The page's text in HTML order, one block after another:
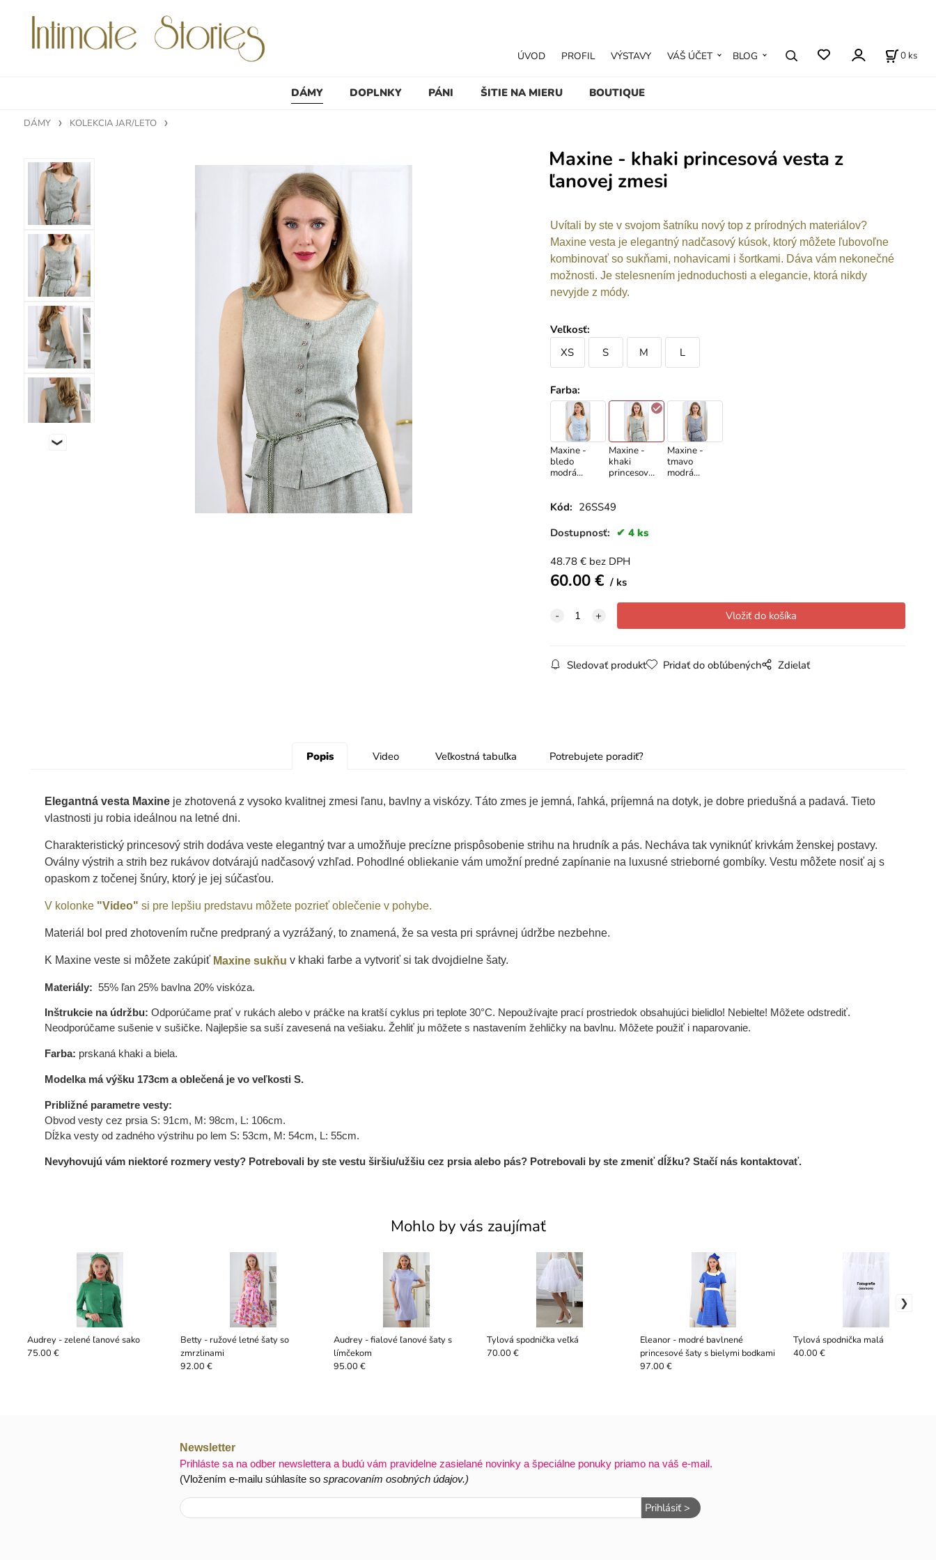
DÁMY DOPLNKY PÁNI ŠITIE NA MIERU BOUTIQUE
ÚVOD PROFIL VÝSTAVY VÁŠ ÚČET BLOG 0 ks
DÁMY KOLEKCIA JAR/LETO
Maxine - khaki princesová vesta z
ľanovej zmesi
Uvítali by ste v svojom šatníku nový top z prírodných materiálov?
Maxine vesta je elegantný nadčasový kúsok, ktorý môžete ľubovoľne
kombinovať so sukňami, nohavicami i šortkami. Dáva vám nekonečné
možnosti. Je stelesnením jednoduchosti a elegancie, ktorá nikdy
nevyjde z módy.
Veľkosť:
XS
S M L
Farba:
Maxine -
bledo
modrá
ľanovej
Maxine -
khaki
princesová
zmesi
Maxine -
tmavo
modrá
Kód: 26SS49
Dostupnosť:
4 ks
48.78€ bez DPH
60.00€ ks
Sledovať produkt Pridať do obľúbených Zdielať
Popis Video Veľkostná tabuľka Potrebujete poradiť?
Elegantná vesta Maxine je zhotovená z vysoko kvalitnej zmesi ľanu, bavlny a viskózy. Táto zmes je jemná, ľahká, príjemná na dotyk, je dobre priedušná a padavá. Tieto
vlastnosti ju robia ideálnou na letné dni.
Charakteristický princesový strih dodáva veste elegantný tvar a umožňuje precízne prispôsobenie strihu na hrudník a pás. Necháva tak vyniknúť krivkám ženskej postavy.
Oválny výstrih a strih bez rukávov dotvárajú nadčasový vzhľad. Pohodlné obliekanie vám umožní predné zapínanie na luxusné strieborné gombíky. Vestu môžete nosiť aj s
opaskom z točenej šnúry, ktorý je jej súčasťou.
V kolonke "Video" si pre lepšiu predstavu môžete pozrieť oblečenie v pohybe.
Materiál bol pred zhotovením ručne predpraný a vyzrážaný, to znamená, že sa vesta pri správnej údržbe nezbehne.
K Maxine veste si môžete zakúpiť Maxine sukňu v khaki farbe a vytvoriť si tak dvojdielne šaty.
Materiály: 55% ľan 25% bavlna 20% viskóza.
Inštrukcie na údržbu: Odporúčame prať v rukách alebo v práčke na kratší cyklus pri teplote 30°C. Nepoužívajte prací prostriedok obsahujúci bielidlo! Nebielte! Môžete odstrediť.
Neodporúčame sušenie v sušičke. Najlepšie sa suší zavesená na vešiaku. Žehliť ju môžete s nastavením žehličky na bavlnu. Môžete použiť i naparovanie.
Farba: prskaná khaki a biela.
Modelka má výšku 173cm a oblečená je vo veľkosti S.
Približné parametre vesty:
Obvod vesty cez prsia S: 91cm, M: 98cm, L: 106cm.
Dĺžka vesty od zadného výstrihu po lem S: 53cm, M: 54cm, L: 55cm.
Nevyhovujú vám niektoré rozmery vesty? Potrebovali by ste vestu širšiu/užšiu cez prsia alebo pás? Potrebovali by ste zmeniť dĺžku? Stačí nás kontaktovať.
Mohlo by vás zaujímať
Audrey - zelené ľanové sako
75.00 €
Betty - ružové letné šaty so
zmrzlinami
92.00 €
Audrey - fialové ľanové šaty s
límčekom
95.00 €
Tylová spodnička veľká
70.00 €
Eleanor - modré bavlnené
princesové šaty s bielymi bodkami
97.00 €
Tylová spodnička malá
40.00 €
Newsletter
Prihláste sa na odber newslettera a budú vám pravidelne zasielané novinky a špeciálne ponuky priamo na váš e-mail.
(Vložením e-mailu súhlasíte so spracovaním osobných údajov.)
Prihlásiť >